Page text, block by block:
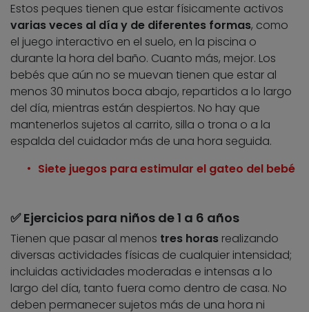
Estos peques tienen que estar físicamente activos
varias veces al día y de diferentes formas, como
el juego interactivo en el suelo, en la piscina o
durante la hora del baño. Cuanto más, mejor. Los
bebés que aún no se muevan tienen que estar al
menos 30 minutos boca abajo, repartidos a lo largo
del día, mientras están despiertos. No hay que
mantenerlos sujetos al carrito, silla o trona o a la
espalda del cuidador más de una hora seguida.
Siete juegos para estimular el gateo del bebé
✅ Ejercicios para niños de 1 a 6 años
Tienen que pasar al menos tres horas realizando
diversas actividades físicas de cualquier intensidad;
incluidas actividades moderadas e intensas a lo
largo del día, tanto fuera como dentro de casa. No
deben permanecer sujetos más de una hora ni